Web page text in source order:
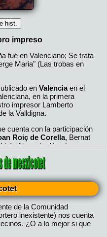
de la Comunidad
inexistente) nos cuenta
¿O a lo mejor si que